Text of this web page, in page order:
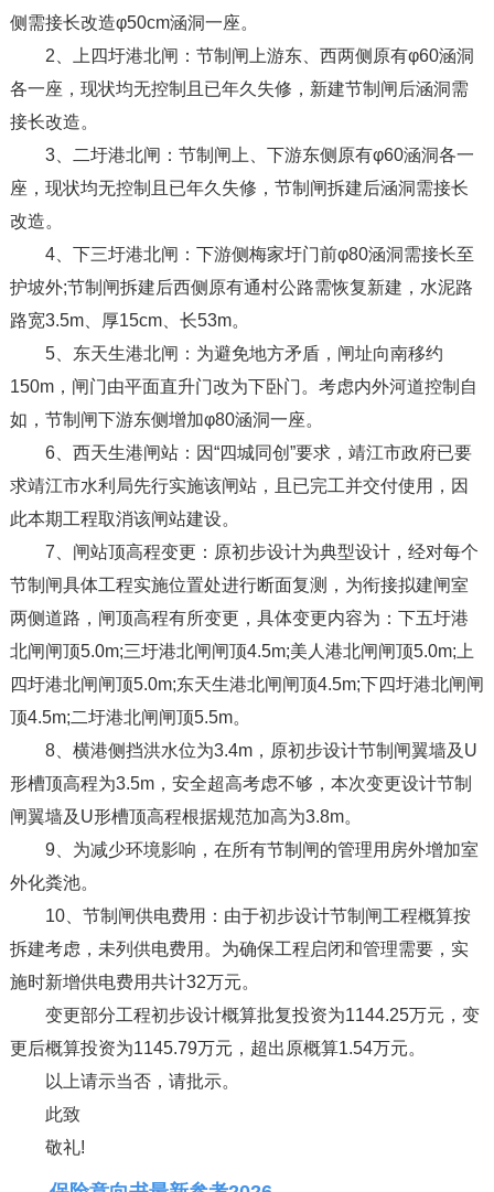
侧需接长改造φ50cm涵洞一座。
2、上四圩港北闸：节制闸上游东、西两侧原有φ60涵洞
各一座，现状均无控制且已年久失修，新建节制闸后涵洞需
接长改造。
3、二圩港北闸：节制闸上、下游东侧原有φ60涵洞各一
座，现状均无控制且已年久失修，节制闸拆建后涵洞需接长
改造。
4、下三圩港北闸：下游侧梅家圩门前φ80涵洞需接长至
护坡外;节制闸拆建后西侧原有通村公路需恢复新建，水泥路
路宽3.5m、厚15cm、长53m。
5、东天生港北闸：为避免地方矛盾，闸址向南移约
150m，闸门由平面直升门改为下卧门。考虑内外河道控制自
如，节制闸下游东侧增加φ80涵洞一座。
6、西天生港闸站：因“四城同创”要求，靖江市政府已要
求靖江市水利局先行实施该闸站，且已完工并交付使用，因
此本期工程取消该闸站建设。
7、闸站顶高程变更：原初步设计为典型设计，经对每个
节制闸具体工程实施位置处进行断面复测，为衔接拟建闸室
两侧道路，闸顶高程有所变更，具体变更内容为：下五圩港
北闸闸顶5.0m;三圩港北闸闸顶4.5m;美人港北闸闸顶5.0m;上
四圩港北闸闸顶5.0m;东天生港北闸闸顶4.5m;下四圩港北闸闸
顶4.5m;二圩港北闸闸顶5.5m。
8、横港侧挡洪水位为3.4m，原初步设计节制闸翼墙及U
形槽顶高程为3.5m，安全超高考虑不够，本次变更设计节制
闸翼墙及U形槽顶高程根据规范加高为3.8m。
9、为减少环境影响，在所有节制闸的管理用房外增加室
外化粪池。
10、节制闸供电费用：由于初步设计节制闸工程概算按
拆建考虑，未列供电费用。为确保工程启闭和管理需要，实
施时新增供电费用共计32万元。
变更部分工程初步设计概算批复投资为1144.25万元，变
更后概算投资为1145.79万元，超出原概算1.54万元。
以上请示当否，请批示。
此致
敬礼!